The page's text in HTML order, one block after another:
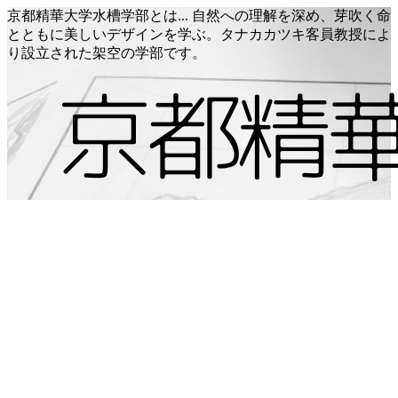
京都精華大学水槽学部とは... 自然への理解を深め、芽吹く命
とともに美しいデザインを学ぶ。タナカカツキ客員教授によ
り設立された架空の学部です。